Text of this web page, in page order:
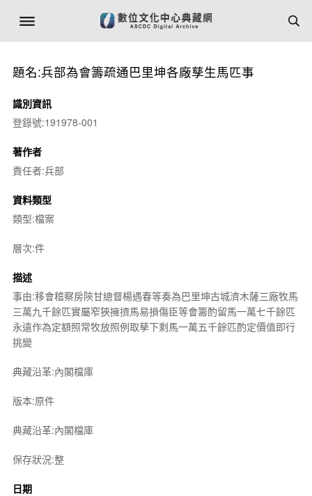
題名:兵部為會籌疏通巴里坤各廠孳生馬匹事
識別資訊
登錄號:191978-001
著作者
責任者:兵部
資料類型
類型:檔案
層次:件
描述
事由:移會稽察房陝甘總督楊遇春等奏為巴里坤古城濟木薩三廠牧馬
三萬九千餘匹實屬窄狹擁擠馬易損傷臣等會籌酌留馬一萬七千餘匹
永遠作為定額照常牧放照例取孳下剩馬一萬五千餘匹酌定價值即行
挑變
典藏沿革:內閣檔庫
版本:原件
典藏沿革:內閣檔庫
保存狀況:整
日期